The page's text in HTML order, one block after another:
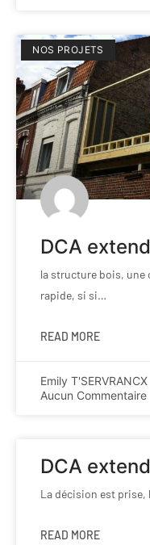
NOS PROJETS
DCA
la structure bois,
rapide, si si…
READ MORE
Emily T'SERVRANCX
Aucun Commentaire
DCA
La décision est prise,
READ MORE